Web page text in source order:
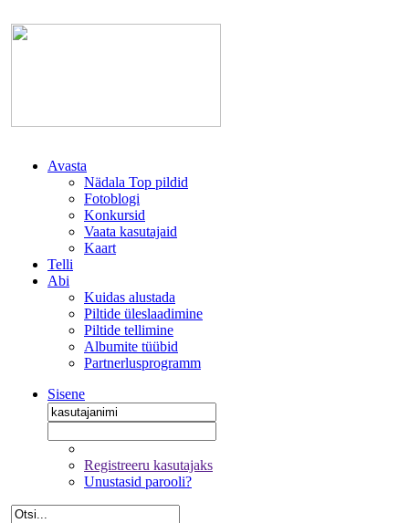
Avasta
Nädala Top pildid
Fotoblogi
Konkursid
Vaata kasutajaid
Kaart
Telli
Abi
Kuidas alustada
Piltide üleslaadimine
Piltide tellimine
Albumite tüübid
Partnerlusprogramm
Sisene
Registreeru kasutajaks
Unustasid parooli?